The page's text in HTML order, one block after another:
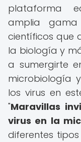
plataforma
amplia
científicos que
la biología y
a sumergirte
microbiología
los virus en
"Maravillas
virus en la
diferentes